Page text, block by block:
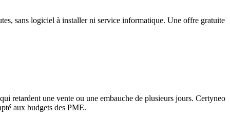
sans logiciel à installer ni service informatique. Une offre gratuite
retardent une vente ou une embauche de plusieurs jours. Certyneo
aux budgets des PME.